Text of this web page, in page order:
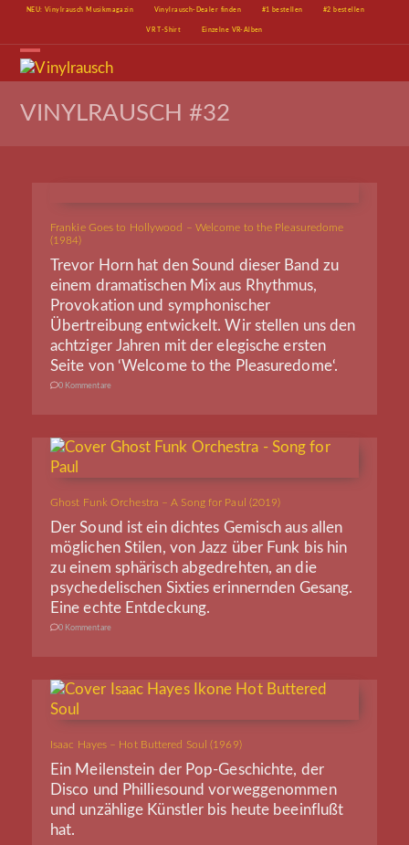
Skip
content
NEU: Vinylrausch Musikmagazin Vinylrausch-Dealer finden #1 bestellen #2 bestellen
VR T-Shirt Einzelne VR-Alben
Open
mobile
menu
Close
mobile
menu
VINYLRAUSCH #32
Frankie Goes to Hollywood – Welcome to the Pleasuredome
(1984)
Trevor Horn hat den Sound dieser Band zu
einem dramatischen Mix aus Rhythmus,
Provokation und symphonischer
Übertreibung entwickelt. Wir stellen uns den
achtziger Jahren mit der elegische ersten
Seite von ‘Welcome to the Pleasuredome‘.
0 Kommentare
Ghost Funk Orchestra – A Song for Paul (2019)
Der Sound ist ein dichtes Gemisch aus allen
möglichen Stilen, von Jazz über Funk bis hin
zu einem sphärisch abgedrehten, an die
psychedelischen Sixties erinnernden Gesang.
Eine echte Entdeckung.
0 Kommentare
Isaac Hayes – Hot Buttered Soul (1969)
Ein Meilenstein der Pop-Geschichte, der
Disco und Philliesound vorweggenommen
und unzählige Künstler bis heute beeinflußt
hat.